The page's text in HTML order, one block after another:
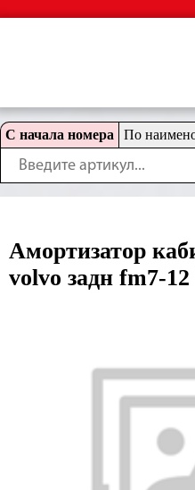
С начала номера По
Амортизатор
volvo задн fm7-